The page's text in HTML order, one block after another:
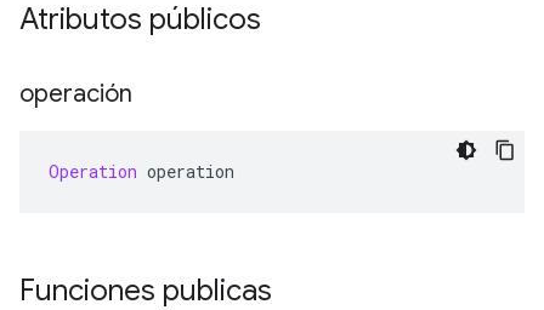
Atributos públicos
operación
Operation operation
Funciones publicas